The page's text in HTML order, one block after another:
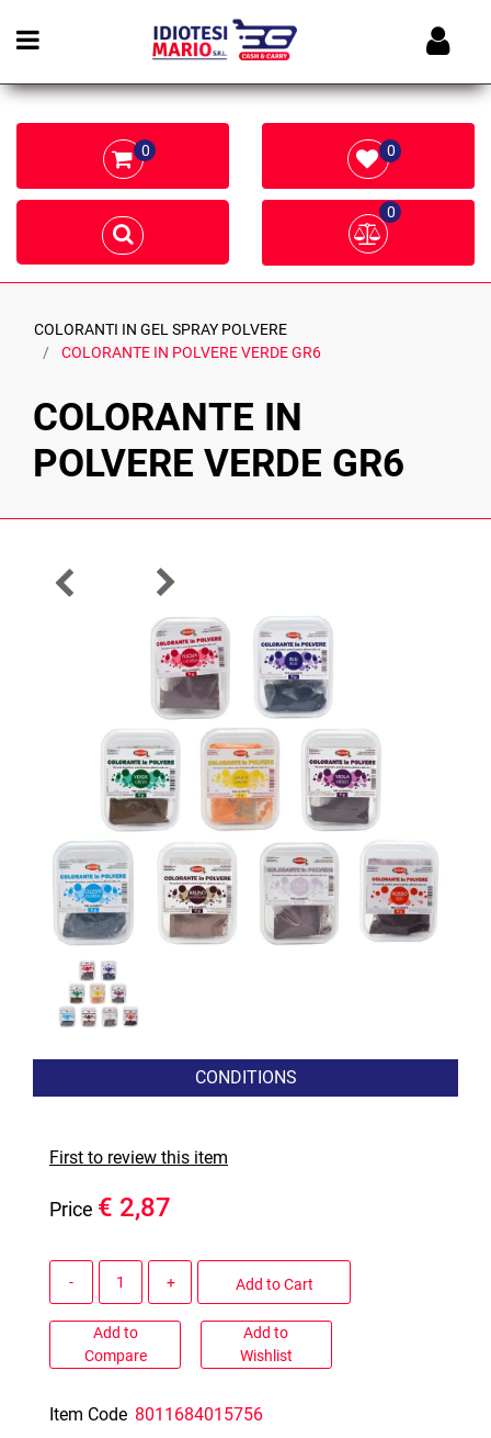
Open menu
0 0
0
COLORANTI IN GEL SPRAY POLVERE
COLORANTE IN POLVERE VERDE GR6
COLORANTE IN
POLVERE VERDE GR6
CONDITIONS
First to review this item
Price € 2,87
Add to Cart
Add to
Compare
Add to
Wishlist
Item Code 8011684015756